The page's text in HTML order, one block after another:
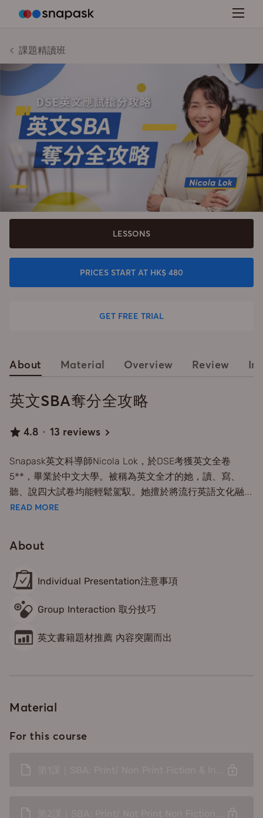
課題精讀班
LESSONS
PRICES START AT HK$ 480
GET FREE TRIAL
About Material Overview Review
英文SBA奪分全攻略
4.8 13 reviews
Snapask英文科導師Nicola Lok，於DSE考獲英文全卷
5**，畢業於中文大學。被稱為英文全才的她，讀、寫、
聽、說四大試卷均能輕鬆駕馭。她擅於將流行英語文化融入
教學，讓學生靈活運用英語，課堂按試卷分類仔細詳解，包
範，確保同學即時活學活用。
READ MORE
About
Individual Presentation注意事項
Group Interaction 取分技巧
英文書籍題材推薦 內容突圍而出
Material
For this course